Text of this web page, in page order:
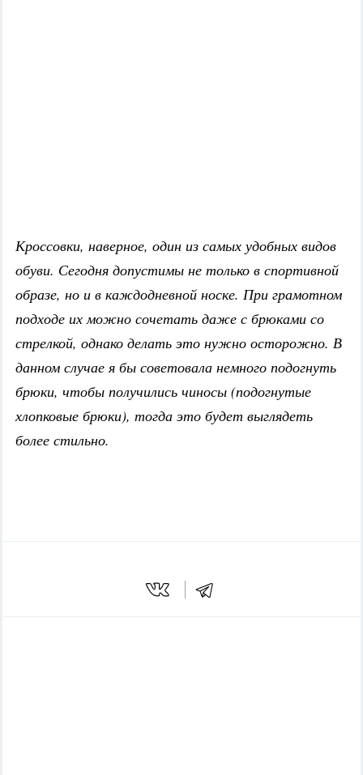
Кроссовки, наверное, один из самых удобных видов
обуви. Сегодня допустимы не только в спортивной
образе, но и в каждодневной носке. При грамотном
подходе их можно сочетать даже с брюками со
стрелкой, однако делать это нужно осторожно. В
данном случае я бы советовала немного подогнуть
брюки, чтобы получились чиносы (подогнутые
хлопковые брюки), тогда это будет выглядеть
более стильно.